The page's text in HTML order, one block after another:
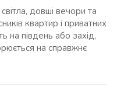
довші вечори та
квартир і приватних
на південь або захід,
на справжнє